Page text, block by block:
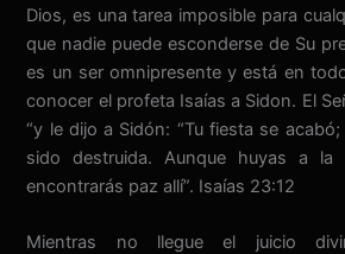
Dios, es una tarea imposible para
que nadie puede esconderse de Su
es un ser omnipresente y está en
conocer el profeta Isaías a Sidon. El
“y le dijo a Sidón: “Tu fiesta se
sido destruida. Aunque huyas a
encontrarás paz allí”. Isaías 23:12
Mientras no llegue el juicio